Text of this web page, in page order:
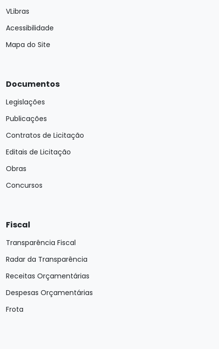
VLibras
Acessibilidade
Mapa do Site
Documentos
Legislações
Publicações
Contratos de Licitação
Editais de Licitação
Obras
Concursos
Fiscal
Transparência Fiscal
Radar da Transparência
Receitas Orçamentárias
Despesas Orçamentárias
Frota